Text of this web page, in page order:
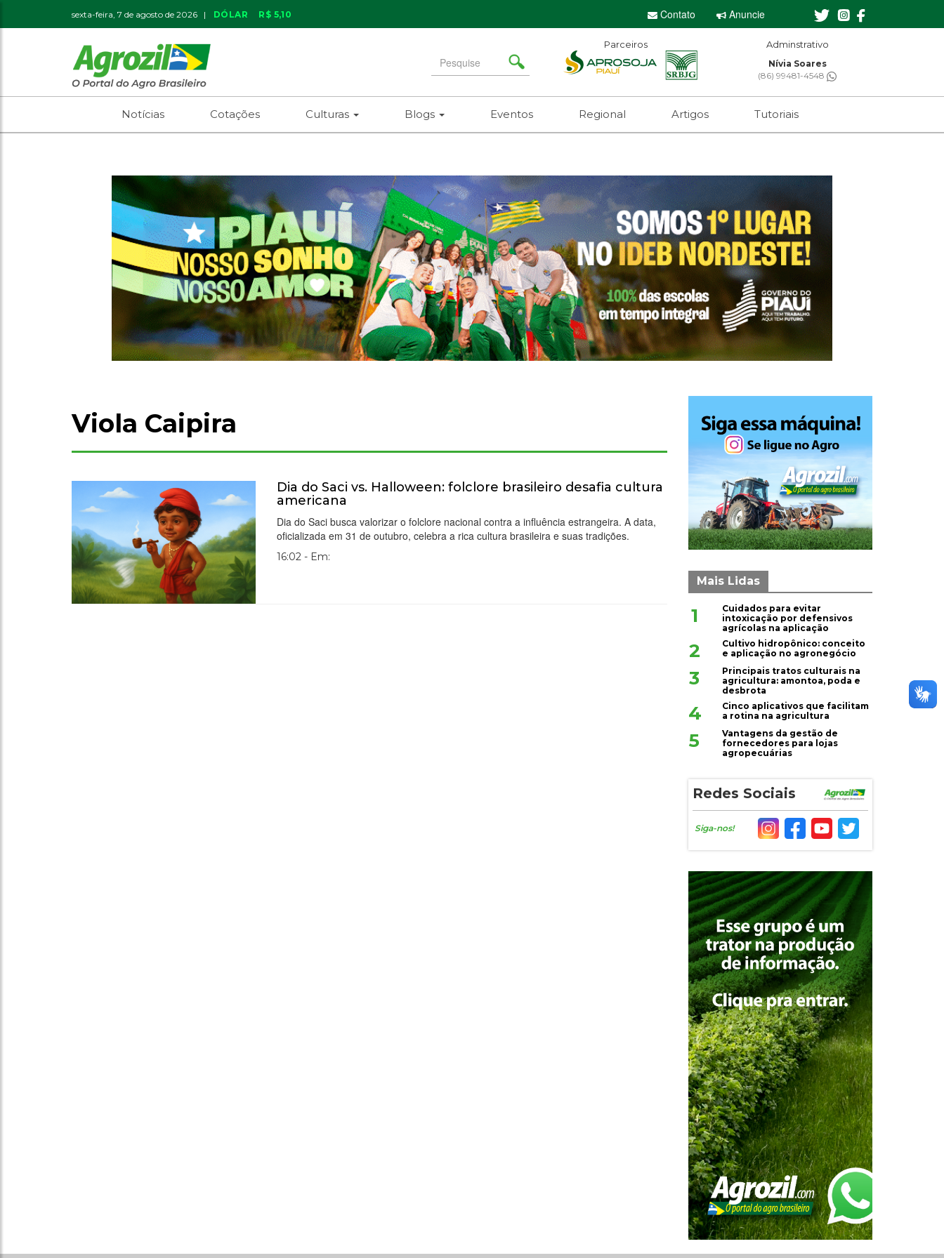
sexta-feira, 7 de agosto de 2026 | DÓLAR R$ 5,10 Contato Anuncie
Search
for
Parceiros Adminstrativo
Nívia Soares
(86) 99481-4548
Notícias Cotações Culturas Blogs Eventos Regional Artigos Tutoriais
Viola Caipira
Dia do Saci vs. Halloween: folclore brasileiro desafia cultura
americana
Dia do Saci busca valorizar o folclore nacional contra a influência estrangeira. A data,
oficializada em 31 de outubro, celebra a rica cultura brasileira e suas tradições.
16:02 - Em:
Mais Lidas
1
Cuidados para evitar
intoxicação por defensivos
agrícolas na aplicação
2
Cultivo hidropônico: conceito
e aplicação no agronegócio
3
Principais tratos culturais na
agricultura: amontoa, poda e
desbrota
4
Cinco aplicativos que facilitam
a rotina na agricultura
5
Vantagens da gestão de
fornecedores para lojas
agropecuárias
Redes Sociais
Siga-nos!